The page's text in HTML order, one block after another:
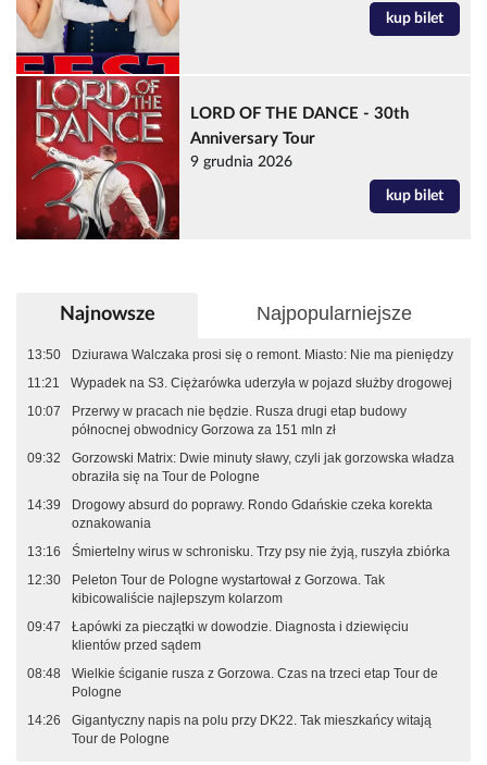
kup bilet
LORD OF THE DANCE - 30th
Anniversary Tour
9 grudnia 2026
kup bilet
Najnowsze Najpopularniejsze
13:50
Dziurawa Walczaka prosi się o remont. Miasto: Nie ma pieniędzy
11:21
Wypadek na S3. Ciężarówka uderzyła w pojazd służby drogowej
10:07
Przerwy w pracach nie będzie. Rusza drugi etap budowy
północnej obwodnicy Gorzowa za 151 mln zł
09:32
Gorzowski Matrix: Dwie minuty sławy, czyli jak gorzowska władza
obraziła się na Tour de Pologne
14:39
Drogowy absurd do poprawy. Rondo Gdańskie czeka korekta
oznakowania
13:16
Śmiertelny wirus w schronisku. Trzy psy nie żyją, ruszyła zbiórka
12:30
Peleton Tour de Pologne wystartował z Gorzowa. Tak
kibicowaliście najlepszym kolarzom
09:47
Łapówki za pieczątki w dowodzie. Diagnosta i dziewięciu
klientów przed sądem
08:48
Wielkie ściganie rusza z Gorzowa. Czas na trzeci etap Tour de
Pologne
14:26
Gigantyczny napis na polu przy DK22. Tak mieszkańcy witają
Tour de Pologne